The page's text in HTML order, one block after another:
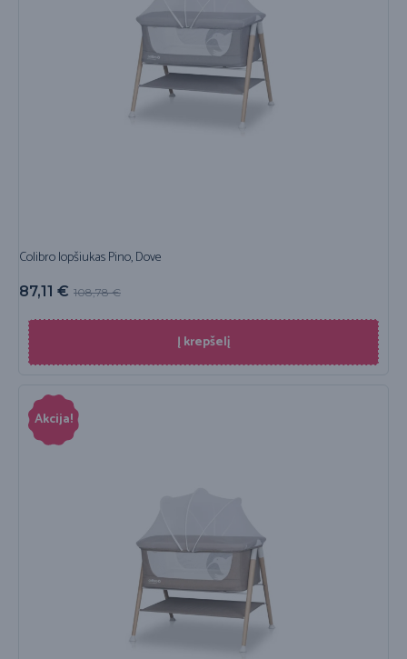
Colibro lopšiukas Pino, Dove
108,78€
87,11 €
Į krepšelį
Akcija!